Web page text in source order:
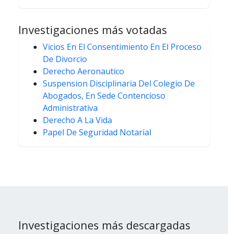
Investigaciones más votadas
Vicios En El Consentimiento En El Proceso
De Divorcio
Derecho Aeronautico
Suspension Disciplinaria Del Colegio De
Abogados, En Sede Contencioso
Administrativa
Derecho A La Vida
Papel De Seguridad Notarial
Investigaciones más descargadas